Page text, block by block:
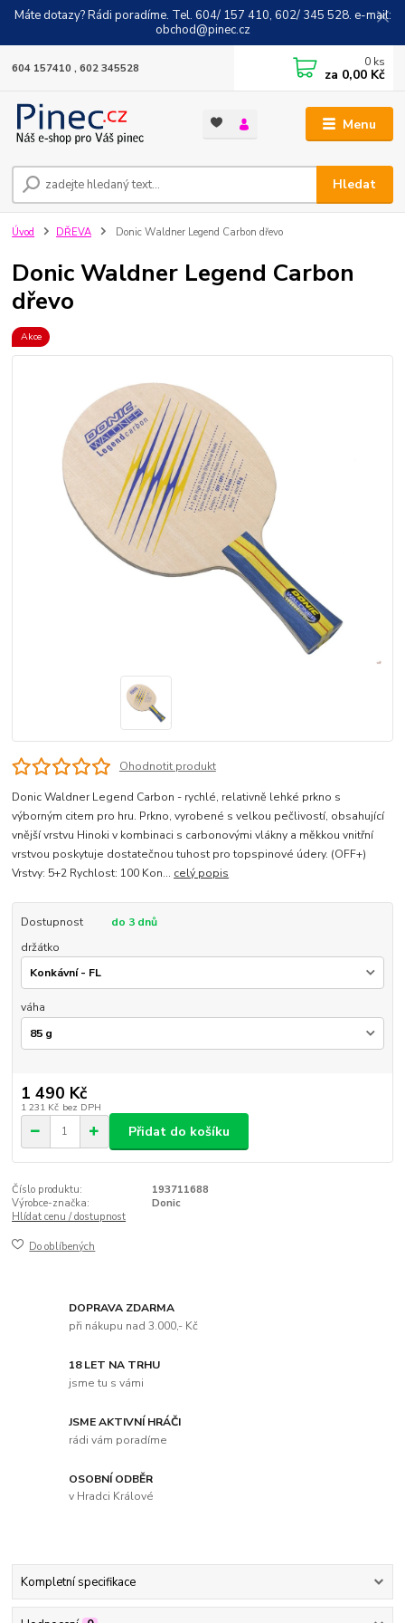
Máte dotazy? Rádi poradíme. Tel. 604/ 157 410, 602/ 345 528. e-mail:
obchod@pinec.cz
Menu
Hledat
604 157410 , 602 345528 0 ks
za 0,00 Kč
Úvod DŘEVA Donic Waldner Legend Carbon dřevo
Donic Waldner Legend Carbon
dřevo
Akce
Ohodnotit produkt
Donic Waldner Legend Carbon - rychlé, relativně lehké prkno s
výborným citem pro hru. Prkno, vyrobené s velkou pečlivostí, obsahující
vnější vrstvu Hinoki v kombinaci s carbonovými vlákny a měkkou vnitřní
vrstvou poskytuje dostatečnou tuhost pro topspinové údery. (OFF+)
Vrstvy: 5+2 Rychlost: 100 Kon... celý popis
Dostupnost
do 3 dnů
držátko
váha
1 490 Kč
1 231 Kč bez DPH
Přidat do košíku
Číslo produktu:
193711688
Výrobce-značka:
Donic
Hlídat cenu / dostupnost
Do oblíbených
DOPRAVA ZDARMA
při nákupu nad 3.000,- Kč
18 LET NA TRHU
jsme tu s vámi
JSME AKTIVNÍ HRÁČI
rádi vám poradíme
OSOBNÍ ODBĚR
v Hradci Králové
Kompletní specifikace